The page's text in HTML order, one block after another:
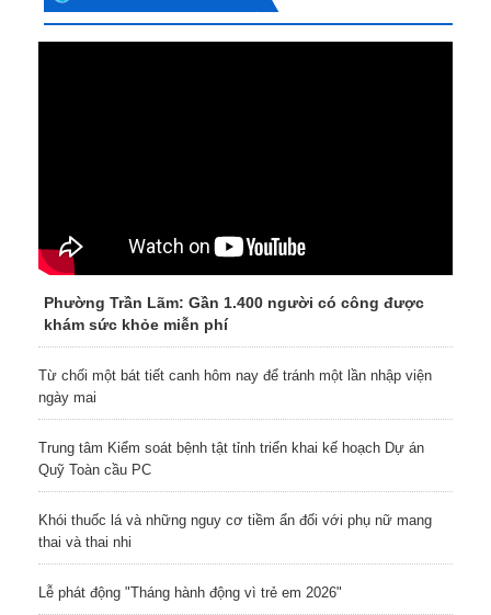
Phường Trần Lãm: Gần 1.400 người có công được
khám sức khỏe miễn phí
Từ chối một bát tiết canh hôm nay để tránh một lần nhập viện
ngày mai
Trung tâm Kiểm soát bệnh tật tỉnh triển khai kế hoạch Dự án
Quỹ Toàn cầu PC
Khói thuốc lá và những nguy cơ tiềm ẩn đối với phụ nữ mang
thai và thai nhi
Lễ phát động "Tháng hành động vì trẻ em 2026"